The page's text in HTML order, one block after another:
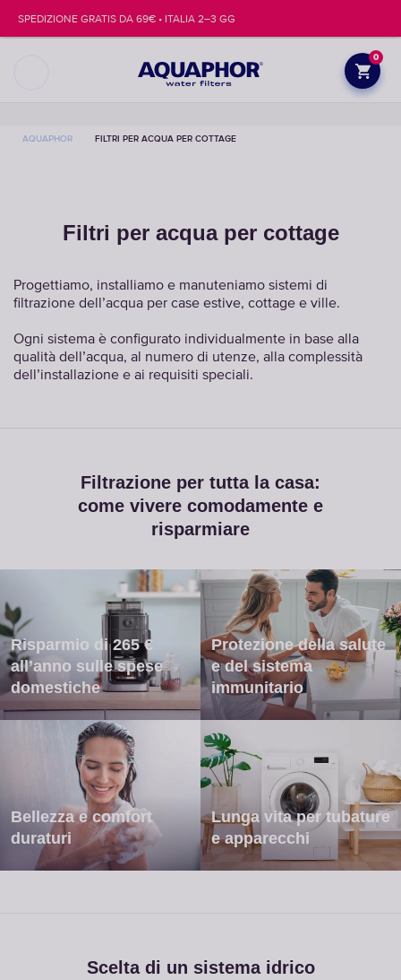
0
SPEDIZIONE GRATIS DA 69€ • ITALIA 2–3 GG
AQUAPHOR FILTRI PER ACQUA PER COTTAGE
Filtri per acqua per cottage
Progettiamo, installiamo e manuteniamo sistemi di
filtrazione dell’acqua per case estive, cottage e ville.
Ogni sistema è configurato individualmente in base alla
qualità dell’acqua, al numero di utenze, alla complessità
dell’installazione e ai requisiti speciali.
Filtrazione per tutta la casa:
come vivere comodamente e
risparmiare
Risparmio di 265 €
all’anno sulle spese
domestiche
Protezione della salute
e del sistema
immunitario
Bellezza e comfort
duraturi
Lunga vita per tubature
e apparecchi
Scelta di un sistema idrico